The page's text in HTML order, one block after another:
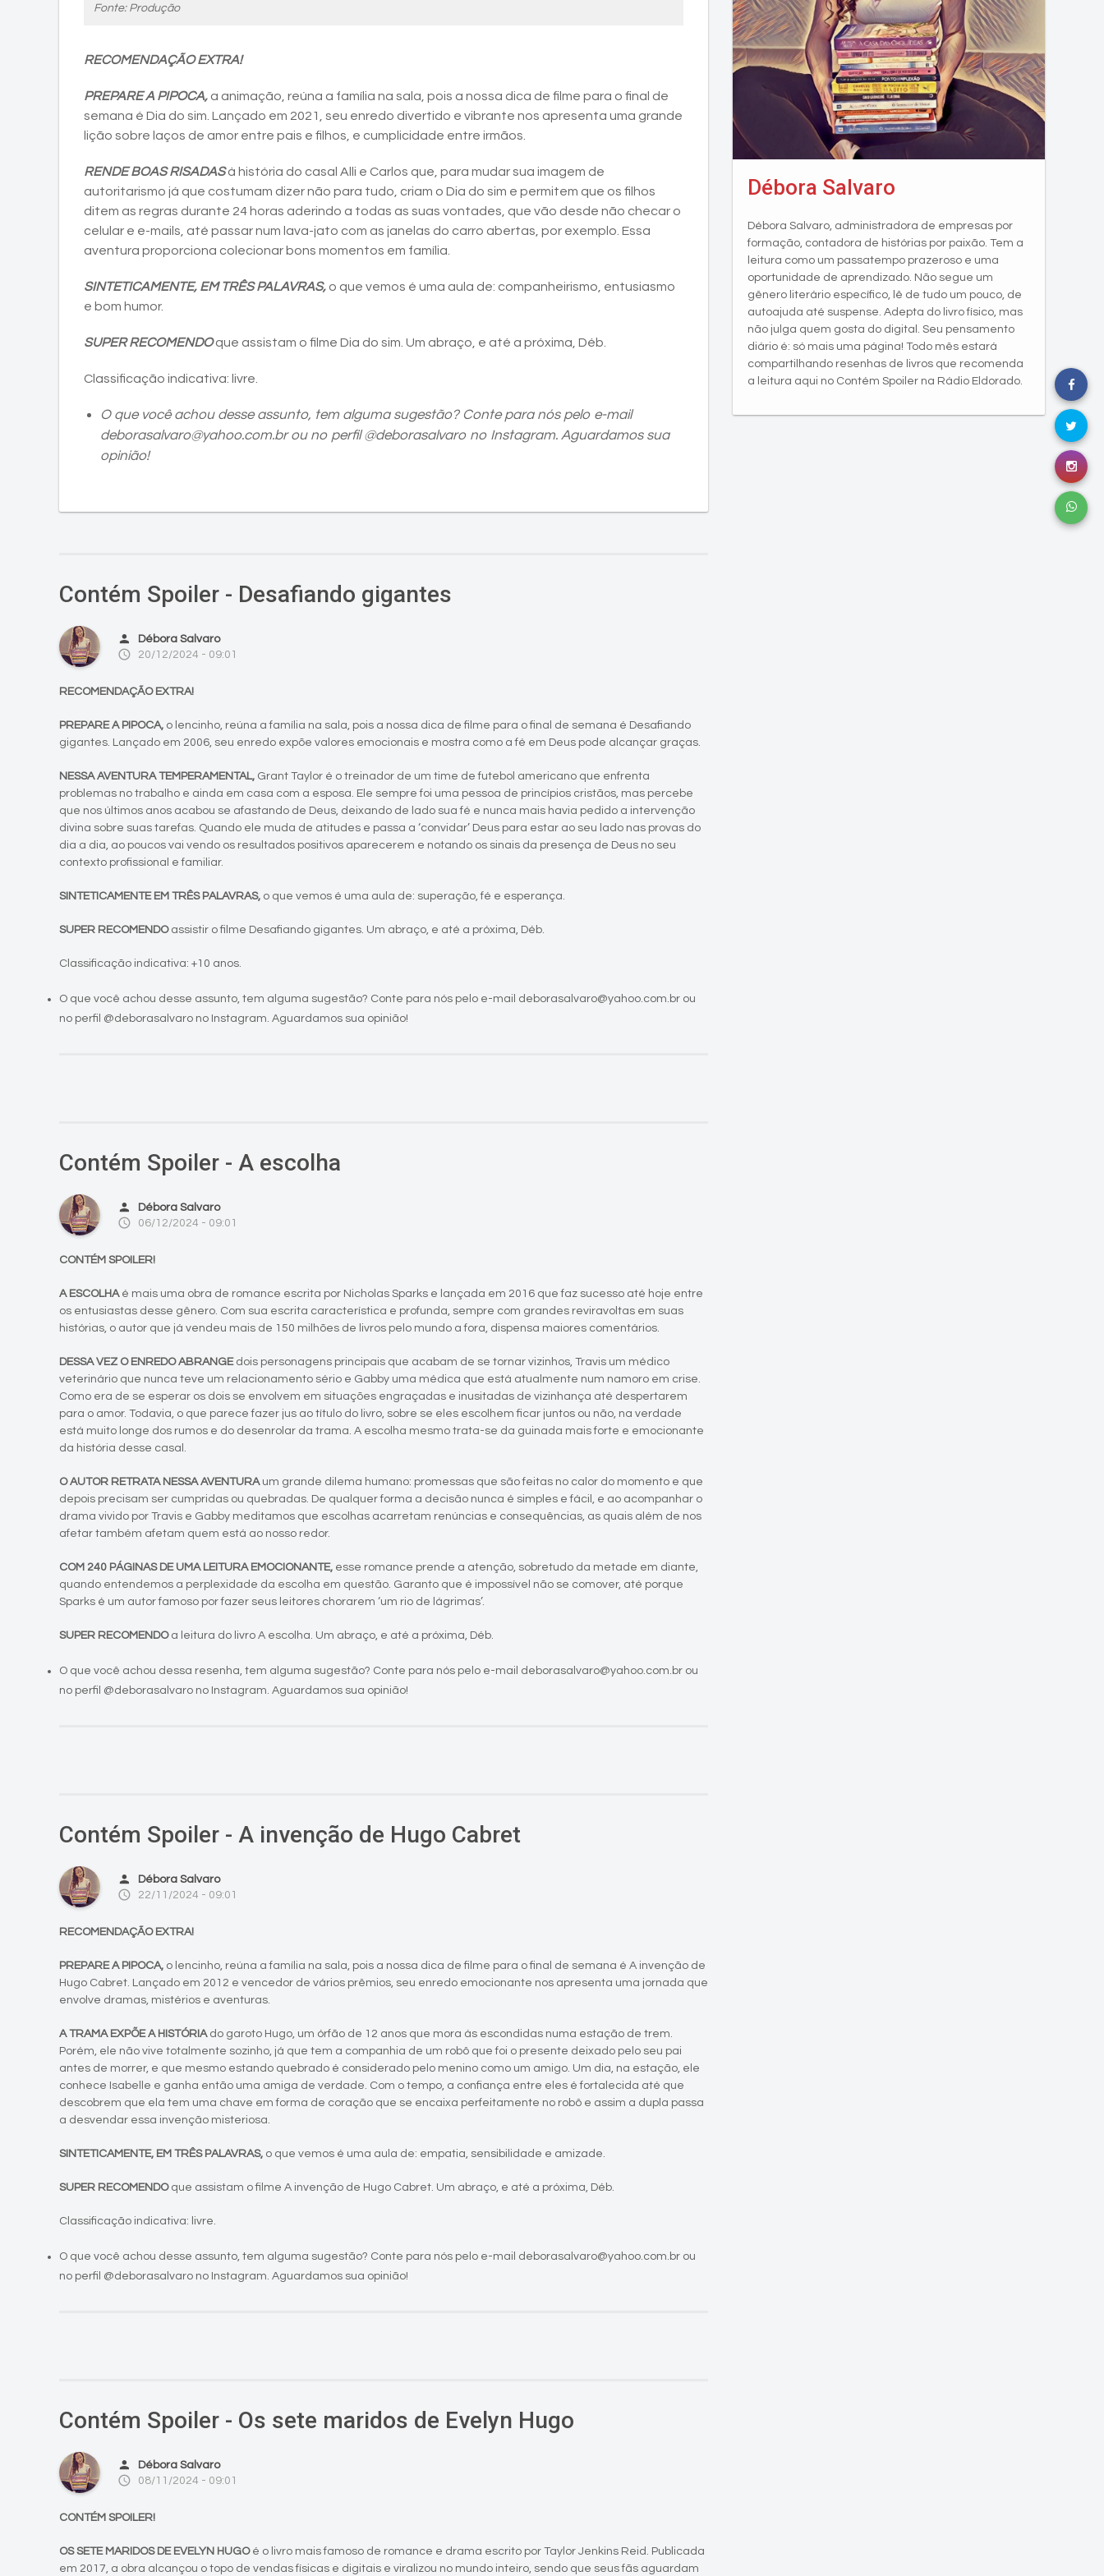
Fonte: Produção
RECOMENDAÇÃO EXTRA!
PREPARE A PIPOCA, a animação, reúna a família na sala, pois a nossa dica de filme para o final de
semana é Dia do sim. Lançado em 2021, seu enredo divertido e vibrante nos apresenta uma grande
lição sobre laços de amor entre pais e filhos, e cumplicidade entre irmãos.
RENDE BOAS RISADASà história do casal Alli e Carlos que, para mudar sua imagem de
autoritarismo já que costumam dizer não para tudo, criam o Dia do sim e permitem que os filhos
ditem as regras durante 24 horas aderindo a todas as suas vontades, que vão desde não checar o
celular e e-mails, até passar num lava-jato com as janelas do carro abertas, por exemplo. Essa
aventura proporciona colecionar bons momentos em família.
SINTETICAMENTE, EM TRÊS PALAVRAS, o que vemos é uma aula de: companheirismo, entusiasmo
e bom humor.
SUPER RECOMENDOque assistam o filme Dia do sim. Um abraço, e até a próxima, Déb.
Classificação indicativa: livre.
O que você achou desse assunto, tem alguma sugestão? Conte para nós pelo e-mail
deborasalvaro@yahoo.com.br ou no perfil @deborasalvaro no Instagram. Aguardamos sua
opinião!
Contém Spoiler - Desafiando gigantes
person Débora Salvaro
access_time 20/12/2024 - 09:01
RECOMENDAÇÃO EXTRA!
PREPARE A PIPOCA, o lencinho, reúna a família na sala, pois a nossa dica de filme para o final de semana é Desafiando
gigantes. Lançado em 2006, seu enredo expõe valores emocionais e mostra como a fé em Deus pode alcançar graças.
NESSA AVENTURA TEMPERAMENTAL, Grant Taylor é o treinador de um time de futebol americano que enfrenta
problemas no trabalho e ainda em casa com a esposa. Ele sempre foi uma pessoa de princípios cristãos, mas percebe
que nos últimos anos acabou se afastando de Deus, deixando de lado sua fé e nunca mais havia pedido a intervenção
divina sobre suas tarefas. Quando ele muda de atitudes e passa a ‘convidar’ Deus para estar ao seu lado nas provas do
dia a dia, ao poucos vai vendo os resultados positivos aparecerem e notando os sinais da presença de Deus no seu
contexto profissional e familiar.
SINTETICAMENTE EM TRÊS PALAVRAS, o que vemos é uma aula de: superação, fé e esperança.
SUPER RECOMENDOassistir o filme Desafiando gigantes. Um abraço, e até a próxima, Déb.
Classificação indicativa: +10 anos.
O que você achou desse assunto, tem alguma sugestão? Conte para nós pelo e-mail deborasalvaro@yahoo.com.br ou
no perfil @deborasalvaro no Instagram. Aguardamos sua opinião!
Contém Spoiler - A escolha
person Débora Salvaro
access_time 06/12/2024 - 09:01
CONTÉM SPOILER!
A ESCOLHA é mais uma obra de romance escrita por Nicholas Sparks e lançada em 2016 que faz sucesso até hoje entre
os entusiastas desse gênero. Com sua escrita característica e profunda, sempre com grandes reviravoltas em suas
histórias, o autor que já vendeu mais de 150 milhões de livros pelo mundo a fora, dispensa maiores comentários.
DESSA VEZ O ENREDO ABRANGEdois personagens principais que acabam de se tornar vizinhos, Travis um médico
veterinário que nunca teve um relacionamento sério e Gabby uma médica que está atualmente num namoro em crise.
Como era de se esperar os dois se envolvem em situações engraçadas e inusitadas de vizinhança até despertarem
para o amor. Todavia, o que parece fazer jus ao título do livro, sobre se eles escolhem ficar juntos ou não, na verdade
está muito longe dos rumos e do desenrolar da trama. A escolha mesmo trata-se da guinada mais forte e emocionante
da história desse casal.
O AUTOR RETRATA NESSA AVENTURAum grande dilema humano: promessas que são feitas no calor do momento e que
depois precisam ser cumpridas ou quebradas. De qualquer forma a decisão nunca é simples e fácil, e ao acompanhar o
drama vivido por Travis e Gabby meditamos que escolhas acarretam renúncias e consequências, as quais além de nos
afetar também afetam quem está ao nosso redor.
COM 240 PÁGINAS DE UMA LEITURA EMOCIONANTE, esse romance prende a atenção, sobretudo da metade em diante,
quando entendemos a perplexidade da escolha em questão. Garanto que é impossível não se comover, até porque
Sparks é um autor famoso por fazer seus leitores chorarem ‘um rio de lágrimas’.
SUPER RECOMENDOa leitura do livro A escolha. Um abraço, e até a próxima, Déb.
O que você achou dessa resenha, tem alguma sugestão? Conte para nós pelo e-mail deborasalvaro@yahoo.com.br ou
no perfil @deborasalvaro no Instagram. Aguardamos sua opinião!
Contém Spoiler - A invenção de Hugo Cabret
person Débora Salvaro
access_time 22/11/2024 - 09:01
RECOMENDAÇÃO EXTRA!
PREPARE A PIPOCA, o lencinho, reúna a família na sala, pois a nossa dica de filme para o final de semana é A invenção de
Hugo Cabret. Lançado em 2012 e vencedor de vários prêmios, seu enredo emocionante nos apresenta uma jornada que
envolve dramas, mistérios e aventuras.
A TRAMA EXPÕE A HISTÓRIAdo garoto Hugo, um órfão de 12 anos que mora às escondidas numa estação de trem.
Porém, ele não vive totalmente sozinho, já que tem a companhia de um robô que foi o presente deixado pelo seu pai
antes de morrer, e que mesmo estando quebrado é considerado pelo menino como um amigo. Um dia, na estação, ele
conhece Isabelle e ganha então uma amiga de verdade. Com o tempo, a confiança entre eles é fortalecida até que
descobrem que ela tem uma chave em forma de coração que se encaixa perfeitamente no robô e assim a dupla passa
a desvendar essa invenção misteriosa.
SINTETICAMENTE, EM TRÊS PALAVRAS, o que vemos é uma aula de: empatia, sensibilidade e amizade.
SUPER RECOMENDOque assistam o filme A invenção de Hugo Cabret. Um abraço, e até a próxima, Déb.
Classificação indicativa: livre.
O que você achou desse assunto, tem alguma sugestão? Conte para nós pelo e-mail deborasalvaro@yahoo.com.br ou
no perfil @deborasalvaro no Instagram. Aguardamos sua opinião!
Contém Spoiler - Os sete maridos de Evelyn Hugo
person Débora Salvaro
access_time 08/11/2024 - 09:01
CONTÉM SPOILER!
OS SETE MARIDOS DE EVELYN HUGOé o livro mais famoso de romance e drama escrito por Taylor Jenkins Reid. Publicada
em 2017, a obra alcançou o topo de vendas físicas e digitais e viralizou no mundo inteiro, sendo que seus fãs aguardam
Débora Salvaro
Débora Salvaro, administradora de empresas por
formação, contadora de histórias por paixão. Tem a
leitura como um passatempo prazeroso e uma
oportunidade de aprendizado. Não segue um
gênero literário específico, lê de tudo um pouco, de
autoajuda até suspense. Adepta do livro físico, mas
não julga quem gosta do digital. Seu pensamento
diário é: só mais uma página! Todo mês estará
compartilhando resenhas de livros que recomenda
a leitura aqui no Contém Spoiler na Rádio Eldorado.